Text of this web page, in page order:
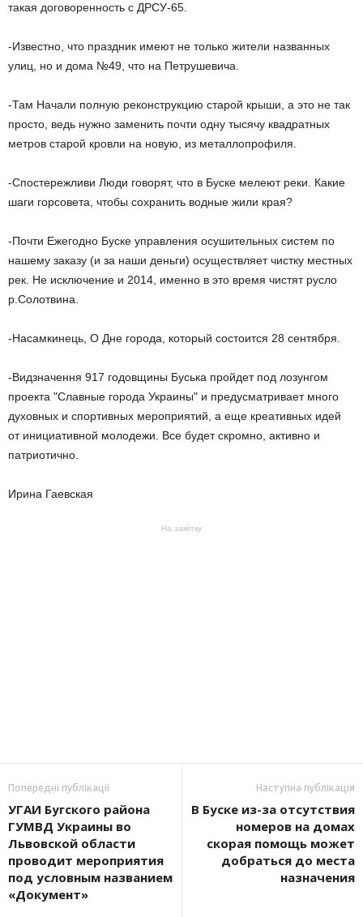
такая договоренность с ДРСУ-65.
-Известно, что праздник имеют не только жители названных
улиц, но и дома №49, что на Петрушевича.
-Там Начали полную реконструкцию старой крыши, а это не так
просто, ведь нужно заменить почти одну тысячу квадратных
метров старой кровли на новую, из металлопрофиля.
-Спостережливи Люди говорят, что в Буске мелеют реки. Какие
шаги горсовета, чтобы сохранить водные жили края?
-Почти Ежегодно Буске управления осушительных систем по
нашему заказу (и за наши деньги) осуществляет чистку местных
рек. Не исключение и 2014, именно в это время чистят русло
р.Солотвина.
-Насамкинець, О Дне города, который состоится 28 сентября.
-Видзначення 917 годовщины Буська пройдет под лозунгом
проекта "Славные города Украины" и предусматривает много
духовных и спортивных мероприятий, а еще креативных идей
от инициативной молодежи. Все будет скромно, активно и
патриотично.
Ирина Гаевская
На замітку
Попередні публікації
УГАИ Бугского района
ГУМВД Украины во
Львовской области
проводит мероприятия
под условным названием
«Документ»
Наступна публікація
В Буске из-за отсутствия
номеров на домах
скорая помощь может
добраться до места
назначения